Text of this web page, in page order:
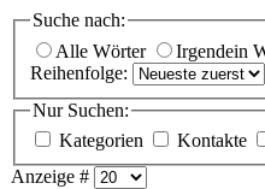
Suche nach:
Alle Wörter
Irgendein
Reihenfolge:
Nur Suchen:
Kategorien
Kontakte
Anzeige #